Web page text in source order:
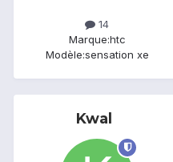
14
Marque:htc
Modèle:sensation xe
Kwal